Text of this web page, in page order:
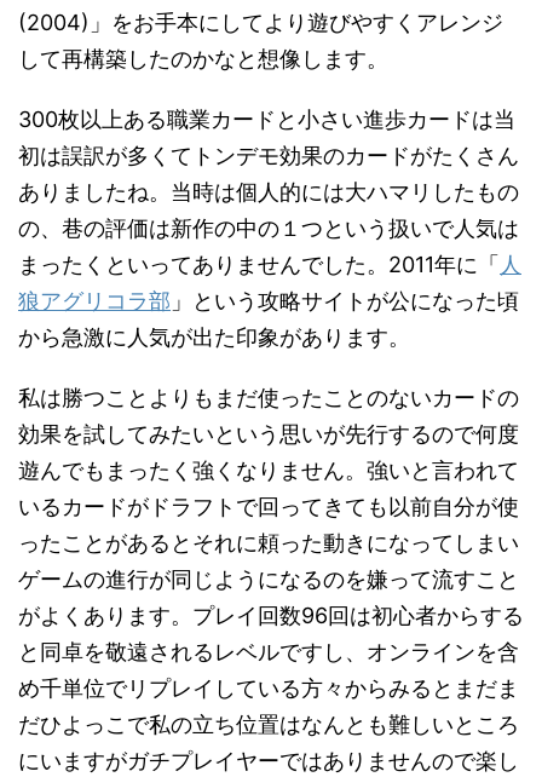
(2004)」をお手本にしてより遊びやすくアレンジ
して再構築したのかなと想像します。
300枚以上ある職業カードと小さい進歩カードは当
初は誤訳が多くてトンデモ効果のカードがたくさん
ありましたね。当時は個人的には大ハマリしたもの
の、巷の評価は新作の中の１つという扱いで人気は
まったくといってありませんでした。2011年に「 人
狼アグリコラ部 」という攻略サイトが公になった頃
から急激に人気が出た印象があります。
私は勝つことよりもまだ使ったことのないカードの
効果を試してみたいという思いが先行するので何度
遊んでもまったく強くなりません。強いと言われて
いるカードがドラフトで回ってきても以前自分が使
ったことがあるとそれに頼った動きになってしまい
ゲームの進行が同じようになるのを嫌って流すこと
がよくあります。プレイ回数96回は初心者からする
と同卓を敬遠されるレベルですし、オンラインを含
め千単位でリプレイしている方々からみるとまだま
だひよっこで私の立ち位置はなんとも難しいところ
にいますがガチプレイヤーではありませんので楽し